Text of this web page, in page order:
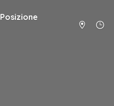
Posizione